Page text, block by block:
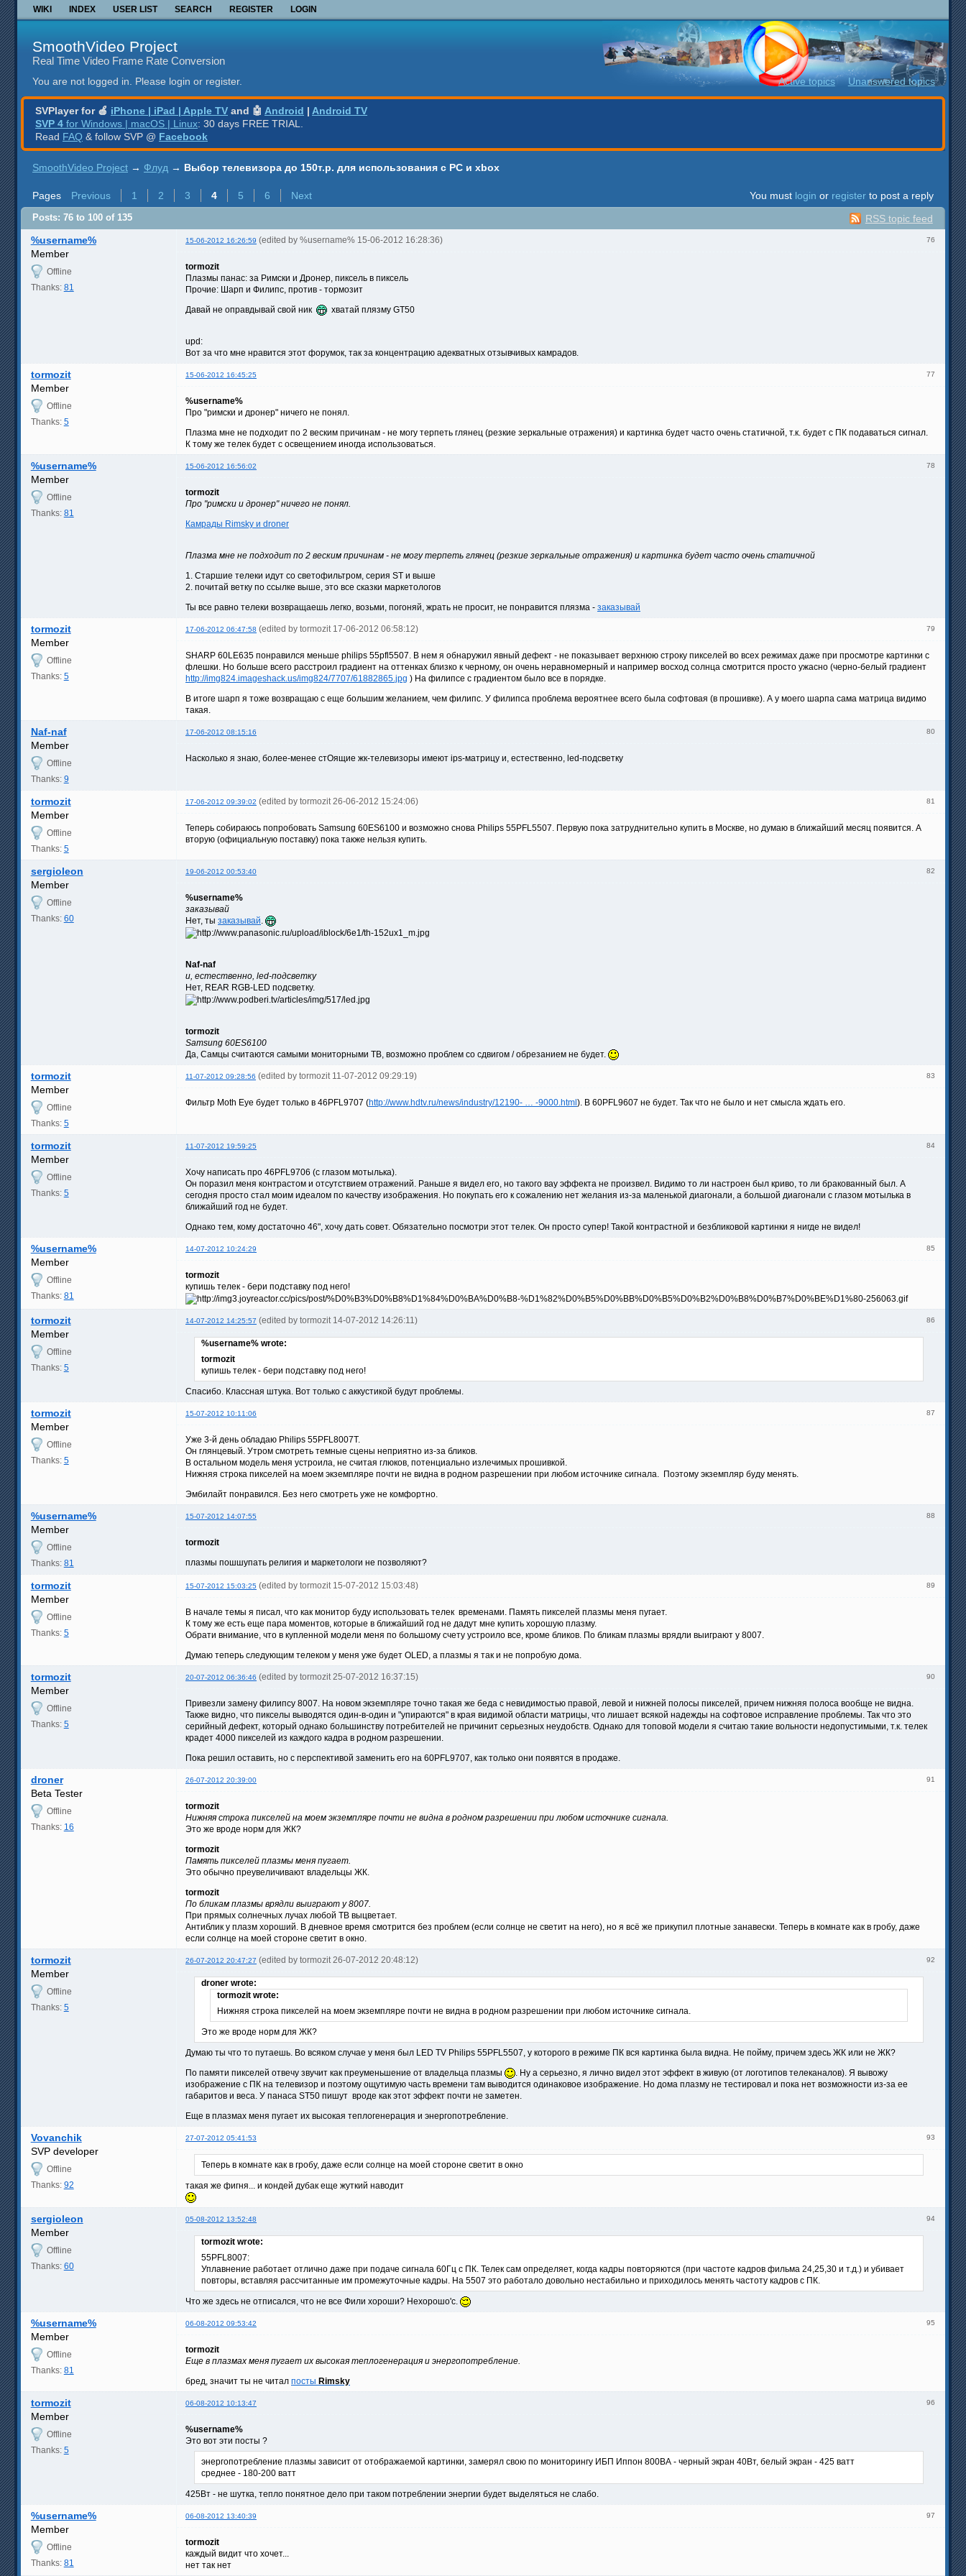
WIKI INDEX USER LIST SEARCH REGISTER LOGIN
SmoothVideo Project
Real Time Video Frame Rate Conversion
You are not logged in. Please login or register. Active topics Unanswered topics
SVPlayer for 🍎 iPhone | iPad | Apple TV and 🤖 Android | Android TV
SVP 4 for Windows | macOS | Linux: 30 days FREE TRIAL.
Read FAQ & follow SVP @ Facebook
SmoothVideo Project → Флуд → Выбор телевизора до 150т.р. для использования с PC и xbox
Pages Previous 1 2 3 4 5 6 Next You must login or register to post a reply
RSS topic feed
Posts: 76 to 100 of 135
76
%username% 15-06-2012 16:26:59 (edited by %username% 15-06-2012 16:28:36)
Member
Offline
Thanks: 81
tormozit
Плазмы панас: за Римски и Дронер, пиксель в пиксель
Прочие: Шарп и Филипс, против - тормозит
Давай не оправдывай свой ник
хватай плязму GT50
upd:
Вот за что мне нравится этот форумок, так за концентрацию адекватных отзывчивых камрадов.
77
tormozit 15-06-2012 16:45:25
Member
Offline
Thanks: 5
%username%
Про "римски и дронер" ничего не понял.
Плазма мне не подходит по 2 веским причинам - не могу терпеть глянец (резкие зеркальные отражения) и картинка будет часто очень статичной, т.к. будет с ПК подаваться сигнал.
К тому же телек будет с освещением иногда использоваться.
78
%username% 15-06-2012 16:56:02
Member
Offline
Thanks: 81
tormozit
Про "римски и дронер" ничего не понял.
Камрады Rimsky и droner
Плазма мне не подходит по 2 веским причинам - не могу терпеть глянец (резкие зеркальные отражения) и картинка будет часто очень статичной
1. Старшие телеки идут со светофильтром, серия ST и выше
2. почитай ветку по ссылке выше, это все сказки маркетологов
Ты все равно телеки возвращаешь легко, возьми, погоняй, жрать не просит, не понравится плязма - заказывай
79
tormozit 17-06-2012 06:47:58 (edited by tormozit 17-06-2012 06:58:12)
Member
Offline
Thanks: 5
SHARP 60LE635 понравился меньше philips 55pfl5507. В нем я обнаружил явный дефект - не показывает верхнюю строку пикселей во всех режимах даже при просмотре картинки с
флешки. Но больше всего расстроил градиент на оттенках близко к черному, он очень неравномерный и например восход солнца смотрится просто ужасно (черно-белый градиент
http://img824.imageshack.us/img824/7707/61882865.jpg ) На филипсе с градиентом было все в порядке.
В итоге шарп я тоже возвращаю с еще большим желанием, чем филипс. У филипса проблема вероятнее всего была софтовая (в прошивке). А у моего шарпа сама матрица видимо
такая.
80
Naf-naf 17-06-2012 08:15:16
Member
Offline
Thanks: 9
Насколько я знаю, более-менее стОящие жк-телевизоры имеют ips-матрицу и, естественно, led-подсветку
81
tormozit 17-06-2012 09:39:02 (edited by tormozit 26-06-2012 15:24:06)
Member
Offline
Thanks: 5
Теперь собираюсь попробовать Samsung 60ES6100 и возможно снова Philips 55PFL5507. Первую пока затруднительно купить в Москве, но думаю в ближайший месяц появится. А
вторую (официальную поставку) пока также нельзя купить.
82
sergioleon 19-06-2012 00:53:40
Member
Offline
Thanks: 60
%username%
заказывай
Нет, ты заказывай.
Naf-naf
и, естественно, led-подсветку
Нет, REAR RGB-LED подсветку.
tormozit
Samsung 60ES6100
Да, Самцы считаются самыми мониторными ТВ, возможно проблем со сдвигом / обрезанием не будет.
83
tormozit 11-07-2012 09:28:56 (edited by tormozit 11-07-2012 09:29:19)
Member
Offline
Thanks: 5
Фильтр Moth Eye будет только в 46PFL9707 (http://www.hdtv.ru/news/industry/12190- … -9000.html). В 60PFL9607 не будет. Так что не было и нет смысла ждать его.
84
tormozit 11-07-2012 19:59:25
Member
Offline
Thanks: 5
Хочу написать про 46PFL9706 (с глазом мотылька).
Он поразил меня контрастом и отсутствием отражений. Раньше я видел его, но такого вау эффекта не произвел. Видимо то ли настроен был криво, то ли бракованный был. А
сегодня просто стал моим идеалом по качеству изображения. Но покупать его к сожалению нет желания из-за маленькой диагонали, а большой диагонали с глазом мотылька в
ближайший год не будет.
Однако тем, кому достаточно 46", хочу дать совет. Обязательно посмотри этот телек. Он просто супер! Такой контрастной и безбликовой картинки я нигде не видел!
85
%username% 14-07-2012 10:24:29
Member
Offline
Thanks: 81
tormozit
купишь телек - бери подставку под него!
86
tormozit 14-07-2012 14:25:57 (edited by tormozit 14-07-2012 14:26:11)
Member
Offline
Thanks: 5
%username% wrote:
tormozit
купишь телек - бери подставку под него!
Спасибо. Классная штука. Вот только с аккустикой будут проблемы.
87
tormozit 15-07-2012 10:11:06
Member
Offline
Thanks: 5
Уже 3-й день обладаю Philips 55PFL8007T.
Он глянцевый. Утром смотреть темные сцены неприятно из-за бликов.
В остальном модель меня устроила, не считая глюков, потенциально излечимых прошивкой.
Нижняя строка пикселей на моем экземпляре почти не видна в родном разрешении при любом источнике сигнала. Поэтому экземпляр буду менять.
Эмбилайт понравился. Без него смотреть уже не комфортно.
88
%username% 15-07-2012 14:07:55
Member
Offline
Thanks: 81
tormozit
плазмы пошшупать религия и маркетологи не позволяют?
89
tormozit 15-07-2012 15:03:25 (edited by tormozit 15-07-2012 15:03:48)
Member
Offline
Thanks: 5
В начале темы я писал, что как монитор буду использовать телек временами. Память пикселей плазмы меня пугает.
К тому же есть еще пара моментов, которые в ближайший год не дадут мне купить хорошую плазму.
Обрати внимание, что в купленной модели меня по большому счету устроило все, кроме бликов. По бликам плазмы врядли выиграют у 8007.
Думаю теперь следующим телеком у меня уже будет OLED, а плазмы я так и не попробую дома.
90
tormozit 20-07-2012 06:36:46 (edited by tormozit 25-07-2012 16:37:15)
Member
Offline
Thanks: 5
Привезли замену филипсу 8007. На новом экземпляре точно такая же беда с невидимостью правой, левой и нижней полосы пикселей, причем нижняя полоса вообще не видна.
Также видно, что пикселы выводятся один-в-один и "упираются" в края видимой области матрицы, что лишает всякой надежды на софтовое исправление проблемы. Так что это
серийный дефект, который однако большинству потребителей не причинит серьезных неудобств. Однако для топовой модели я считаю такие вольности недопустимыми, т.к. телек
крадет 4000 пикселей из каждого кадра в родном разрешении.
Пока решил оставить, но с перспективой заменить его на 60PFL9707, как только они появятся в продаже.
91
droner 26-07-2012 20:39:00
Beta Tester
Offline
Thanks: 16
tormozit
Нижняя строка пикселей на моем экземпляре почти не видна в родном разрешении при любом источнике сигнала.
Это же вроде норм для ЖК?
tormozit
Память пикселей плазмы меня пугает.
Это обычно преувеличивают владельцы ЖК.
tormozit
По бликам плазмы врядли выиграют у 8007.
При прямых солнечных лучах любой ТВ выцветает.
Антиблик у плазм хороший. В дневное время смотрится без проблем (если солнце не светит на него), но я всё же прикупил плотные занавески. Теперь в комнате как в гробу, даже
если солнце на моей стороне светит в окно.
92
tormozit 26-07-2012 20:47:27 (edited by tormozit 26-07-2012 20:48:12)
Member
Offline
Thanks: 5
droner wrote:
tormozit wrote:
Нижняя строка пикселей на моем экземпляре почти не видна в родном разрешении при любом источнике сигнала.
Это же вроде норм для ЖК?
Думаю ты что то путаешь. Во всяком случае у меня был LED TV Philips 55PFL5507, у которого в режиме ПК вся картинка была видна. Не пойму, причем здесь ЖК или не ЖК?
По памяти пикселей отвечу звучит как преуменьшение от владельца плазмы
. Ну а серьезно, я лично видел этот эффект в живую (от логотипов телеканалов). Я вывожу
изображение с ПК на телевизор и поэтому ощутимую часть времени там выводится одинаковое изображение. Но дома плазму не тестировал и пока нет возможности из-за ее
габаритов и веса. У панаса ST50 пишут вроде как этот эффект почти не заметен.
Еще в плазмах меня пугает их высокая теплогенерация и энергопотребление.
93
Vovanchik 27-07-2012 05:41:53
SVP developer
Offline
Thanks: 92
Теперь в комнате как в гробу, даже если солнце на моей стороне светит в окно
такая же фигня... и кондей дубак еще жуткий наводит
94
sergioleon 05-08-2012 13:52:48
Member
Offline
Thanks: 60
tormozit wrote:
55PFL8007:
Уплавнение работает отлично даже при подаче сигнала 60Гц с ПК. Телек сам определяет, когда кадры повторяются (при частоте кадров фильма 24,25,30 и т.д.) и убивает
повторы, вставляя рассчитанные им промежуточные кадры. На 5507 это работало довольно нестабильно и приходилось менять частоту кадров с ПК.
Что же здесь не отписался, что не все Фили хороши? Нехорошо'с.
95
%username% 06-08-2012 09:53:42
Member
Offline
Thanks: 81
tormozit
Еще в плазмах меня пугает их высокая теплогенерация и энергопотребление.
бред, значит ты не читал посты Rimsky
96
tormozit 06-08-2012 10:13:47
Member
Offline
Thanks: 5
%username%
Это вот эти посты ?
энергопотребление плазмы зависит от отображаемой картинки, замерял свою по мониторингу ИБП Иппон 800ВА - черный экран 40Вт, белый экран - 425 ватт
среднее - 180-200 ватт
425Вт - не шутка, тепло понятное дело при таком потреблении энергии будет выделяться не слабо.
97
%username% 06-08-2012 13:40:39
Member
Offline
Thanks: 81
tormozit
каждый видит что хочет...
нет так нет